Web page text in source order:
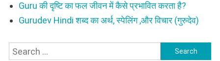
Guru की दृष्टि का फल जीवन में कैसे प्रभावित करता है?
Gurudev Hindi शब्द का अर्थ, स्पेलिंग ,और विचार (गुरुदेव)
Search